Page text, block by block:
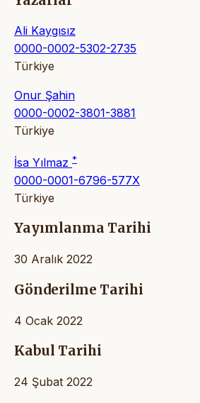
Ali Kaygısız
0000-0002-5302-2735
Türkiye
Onur Şahin
0000-0002-3801-3881
Türkiye
İsa Yılmaz *
0000-0001-6796-577X
Türkiye
Yayımlanma Tarihi
30 Aralık 2022
Gönderilme Tarihi
4 Ocak 2022
Kabul Tarihi
24 Şubat 2022